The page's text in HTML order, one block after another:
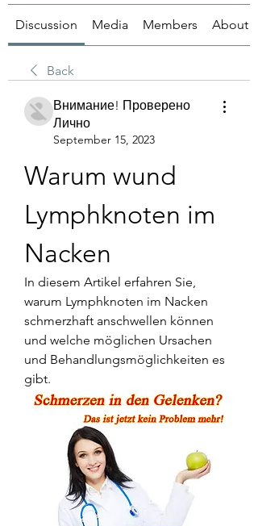
Discussion Media Members About
Back
Внимание! Проверено
Лично
September 15, 2023
Warum wund
Lymphknoten im
Nacken
In diesem Artikel erfahren Sie,
warum Lymphknoten im Nacken
schmerzhaft anschwellen können
und welche möglichen Ursachen
und Behandlungsmöglichkeiten es
gibt.